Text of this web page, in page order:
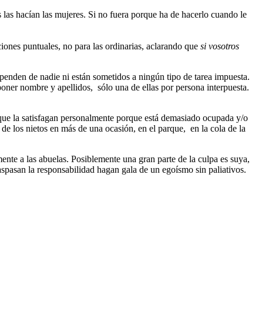
hacían las mujeres. Si no fuera porque ha de hacerlo cuando le
puntuales, no para las ordinarias, aclarando que si vosotros
de nadie ni están sometidos a ningún tipo de tarea impuesta.
nombre y apellidos, sólo una de ellas por persona interpuesta.
la satisfagan personalmente porque está demasiado ocupada y/o
los nietos en más de una ocasión, en el parque, en la cola de la
a las abuelas. Posiblemente una gran parte de la culpa es suya,
la responsabilidad hagan gala de un egoísmo sin paliativos.